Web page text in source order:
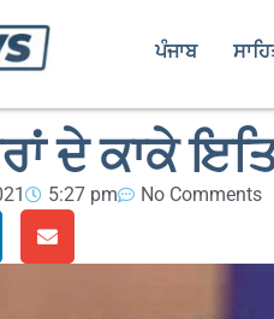
ਪੰਜਾਬ
ਦੇ ਕਾਕੇ
5:27 pm No Comments